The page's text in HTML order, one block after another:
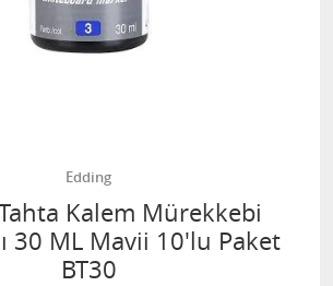
Edding
Kalem Mürekkebi
30 ML Mavii 10'lu Paket
BT30